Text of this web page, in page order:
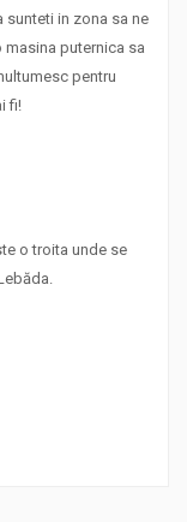
in zona sa ne
masina puternica sa
pentru
fi!
o troita unde se